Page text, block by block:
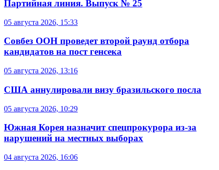
Партийная линия. Выпуск № 25
05 августа 2026, 15:33
Совбез ООН проведет второй раунд отбора
кандидатов на пост генсека
05 августа 2026, 13:16
США аннулировали визу бразильского посла
05 августа 2026, 10:29
Южная Корея назначит спецпрокурора из-за
нарушений на местных выборах
04 августа 2026, 16:06